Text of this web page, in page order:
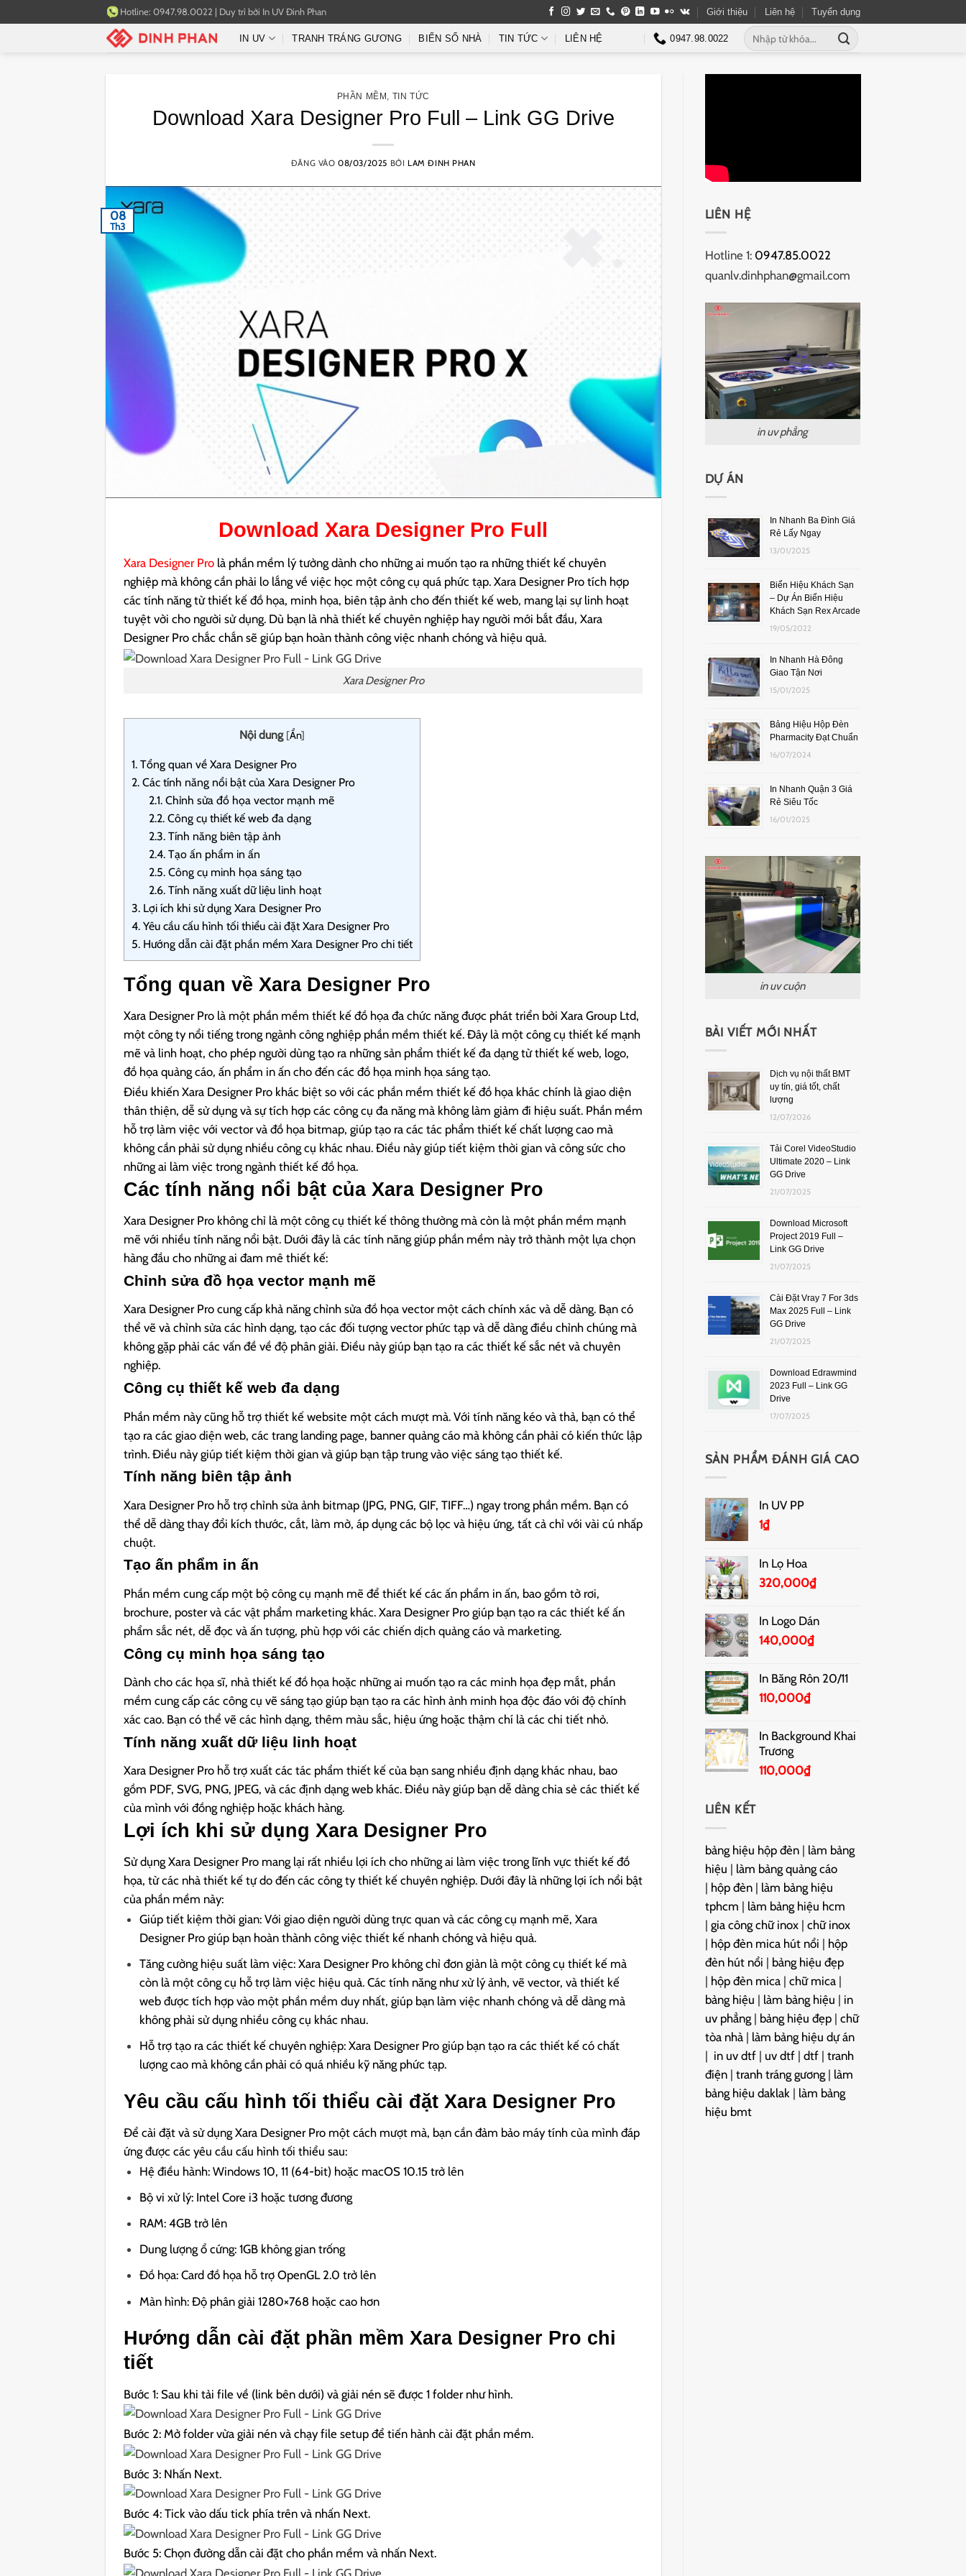
qua
Hotline: 0947.98.0022 | Duy trì bởi In UV Đinh Phan Giới thiệu Liên hệ Tuyển dụng
IN UV TRANH TRÁNG GƯƠNG BIỂN SỐ NHÀ TIN TỨC LIÊN HỆ 0947.98.0022
Tìm
kiếm:
PHẦN MỀM TIN TỨC
Download Xara Designer Pro Full – Link GG Drive
ĐĂNG VÀO08/03/2025 BỞI LAM ĐINH PHAN
08
Th3
Download Xara Designer Pro Full
Xara Designer Pro là phần mềm lý tưởng dành cho những ai muốn tạo ra những thiết kế chuyên
nghiệp mà không cần phải lo lắng về việc học một công cụ quá phức tạp. Xara Designer Pro tích hợp
các tính năng từ thiết kế đồ họa, minh họa, biên tập ảnh cho đến thiết kế web, mang lại sự linh hoạt
tuyệt vời cho người sử dụng. Dù bạn là nhà thiết kế chuyên nghiệp hay người mới bắt đầu, Xara
Designer Pro chắc chắn sẽ giúp bạn hoàn thành công việc nhanh chóng và hiệu quả.
Xara Designer Pro
Nội dung [Ẩn]
1. Tổng quan về Xara Designer Pro
2. Các tính năng nổi bật của Xara Designer Pro
2.1. Chỉnh sửa đồ họa vector mạnh mẽ
2.2. Công cụ thiết kế web đa dạng
2.3. Tính năng biên tập ảnh
2.4. Tạo ấn phẩm in ấn
2.5. Công cụ minh họa sáng tạo
2.6. Tính năng xuất dữ liệu linh hoạt
3. Lợi ích khi sử dụng Xara Designer Pro
4. Yêu cầu cấu hình tối thiểu cài đặt Xara Designer Pro
5. Hướng dẫn cài đặt phần mềm Xara Designer Pro chi tiết
Tổng quan về Xara Designer Pro
Xara Designer Pro là một phần mềm thiết kế đồ họa đa chức năng được phát triển bởi Xara Group Ltd,
một công ty nổi tiếng trong ngành công nghiệp phần mềm thiết kế. Đây là một công cụ thiết kế mạnh
mẽ và linh hoạt, cho phép người dùng tạo ra những sản phẩm thiết kế đa dạng từ thiết kế web, logo,
đồ họa quảng cáo, ấn phẩm in ấn cho đến các đồ họa minh họa sáng tạo.
Điều khiến Xara Designer Pro khác biệt so với các phần mềm thiết kế đồ họa khác chính là giao diện
thân thiện, dễ sử dụng và sự tích hợp các công cụ đa năng mà không làm giảm đi hiệu suất. Phần mềm
hỗ trợ làm việc với vector và đồ họa bitmap, giúp tạo ra các tác phẩm thiết kế chất lượng cao mà
không cần phải sử dụng nhiều công cụ khác nhau. Điều này giúp tiết kiệm thời gian và công sức cho
những ai làm việc trong ngành thiết kế đồ họa.
Các tính năng nổi bật của Xara Designer Pro
Xara Designer Pro không chỉ là một công cụ thiết kế thông thường mà còn là một phần mềm mạnh
mẽ với nhiều tính năng nổi bật. Dưới đây là các tính năng giúp phần mềm này trở thành một lựa chọn
hàng đầu cho những ai đam mê thiết kế:
Chỉnh sửa đồ họa vector mạnh mẽ
Xara Designer Pro cung cấp khả năng chỉnh sửa đồ họa vector một cách chính xác và dễ dàng. Bạn có
thể vẽ và chỉnh sửa các hình dạng, tạo các đối tượng vector phức tạp và dễ dàng điều chỉnh chúng mà
không gặp phải các vấn đề về độ phân giải. Điều này giúp bạn tạo ra các thiết kế sắc nét và chuyên
nghiệp.
Công cụ thiết kế web đa dạng
Phần mềm này cũng hỗ trợ thiết kế website một cách mượt mà. Với tính năng kéo và thả, bạn có thể
tạo ra các giao diện web, các trang landing page, banner quảng cáo mà không cần phải có kiến thức lập
trình. Điều này giúp tiết kiệm thời gian và giúp bạn tập trung vào việc sáng tạo thiết kế.
Tính năng biên tập ảnh
Xara Designer Pro hỗ trợ chỉnh sửa ảnh bitmap (JPG, PNG, GIF, TIFF…) ngay trong phần mềm. Bạn có
thể dễ dàng thay đổi kích thước, cắt, làm mờ, áp dụng các bộ lọc và hiệu ứng, tất cả chỉ với vài cú nhấp
chuột.
Tạo ấn phẩm in ấn
Phần mềm cung cấp một bộ công cụ mạnh mẽ để thiết kế các ấn phẩm in ấn, bao gồm tờ rơi,
brochure, poster và các vật phẩm marketing khác. Xara Designer Pro giúp bạn tạo ra các thiết kế ấn
phẩm sắc nét, dễ đọc và ấn tượng, phù hợp với các chiến dịch quảng cáo và marketing.
Công cụ minh họa sáng tạo
Dành cho các họa sĩ, nhà thiết kế đồ họa hoặc những ai muốn tạo ra các minh họa đẹp mắt, phần
mềm cung cấp các công cụ vẽ sáng tạo giúp bạn tạo ra các hình ảnh minh họa độc đáo với độ chính
xác cao. Bạn có thể vẽ các hình dạng, thêm màu sắc, hiệu ứng hoặc thậm chí là các chi tiết nhỏ.
Tính năng xuất dữ liệu linh hoạt
Xara Designer Pro hỗ trợ xuất các tác phẩm thiết kế của bạn sang nhiều định dạng khác nhau, bao
gồm PDF, SVG, PNG, JPEG, và các định dạng web khác. Điều này giúp bạn dễ dàng chia sẻ các thiết kế
của mình với đồng nghiệp hoặc khách hàng.
Lợi ích khi sử dụng Xara Designer Pro
Sử dụng Xara Designer Pro mang lại rất nhiều lợi ích cho những ai làm việc trong lĩnh vực thiết kế đồ
họa, từ các nhà thiết kế tự do đến các công ty thiết kế chuyên nghiệp. Dưới đây là những lợi ích nổi bật
của phần mềm này:
Giúp tiết kiệm thời gian: Với giao diện người dùng trực quan và các công cụ mạnh mẽ, Xara
Designer Pro giúp bạn hoàn thành công việc thiết kế nhanh chóng và hiệu quả.
Tăng cường hiệu suất làm việc: Xara Designer Pro không chỉ đơn giản là một công cụ thiết kế mà
còn là một công cụ hỗ trợ làm việc hiệu quả. Các tính năng như xử lý ảnh, vẽ vector, và thiết kế
web được tích hợp vào một phần mềm duy nhất, giúp bạn làm việc nhanh chóng và dễ dàng mà
không phải sử dụng nhiều công cụ khác nhau.
Hỗ trợ tạo ra các thiết kế chuyên nghiệp: Xara Designer Pro giúp bạn tạo ra các thiết kế có chất
lượng cao mà không cần phải có quá nhiều kỹ năng phức tạp.
Yêu cầu cấu hình tối thiểu cài đặt Xara Designer Pro
Để cài đặt và sử dụng Xara Designer Pro một cách mượt mà, bạn cần đảm bảo máy tính của mình đáp
ứng được các yêu cầu cấu hình tối thiểu sau:
Hệ điều hành: Windows 10, 11 (64-bit) hoặc macOS 10.15 trở lên
Bộ vi xử lý: Intel Core i3 hoặc tương đương
RAM: 4GB trở lên
Dung lượng ổ cứng: 1GB không gian trống
Đồ họa: Card đồ họa hỗ trợ OpenGL 2.0 trở lên
Màn hình: Độ phân giải 1280×768 hoặc cao hơn
Hướng dẫn cài đặt phần mềm Xara Designer Pro chi
tiết
Bước 1: Sau khi tải file về (link bên dưới) và giải nén sẽ được 1 folder như hình.
Bước 2: Mở folder vừa giải nén và chạy file setup để tiến hành cài đặt phần mềm.
Bước 3: Nhấn Next.
Bước 4: Tick vào dấu tick phía trên và nhấn Next.
Bước 5: Chọn đường dẫn cài đặt cho phần mềm và nhấn Next.
LIÊN HỆ
Hotline 1: 0947.85.0022
quanlv.dinhphan@gmail.com
in uv phẳng
DỰ ÁN
In Nhanh Ba Đình Giá
Rẻ Lấy Ngay
13/01/2025
Biển Hiệu Khách Sạn
– Dự Án Biển Hiệu
Khách Sạn Rex Arcade
19/05/2022
In Nhanh Hà Đông
Giao Tận Nơi
15/01/2025
Bảng Hiệu Hộp Đèn
Pharmacity Đạt Chuẩn
16/07/2024
In Nhanh Quận 3 Giá
Rẻ Siêu Tốc
16/01/2025
in uv cuộn
BÀI VIẾT MỚI NHẤT
Dịch vụ nội thất BMT
uy tín, giá tốt, chất
lượng
12/07/2026
Tải Corel VideoStudio
Ultimate 2020 – Link
GG Drive
21/07/2025
Download Microsoft
Project 2019 Full –
Link GG Drive
21/07/2025
Cài Đặt Vray 7 For 3ds
Max 2025 Full – Link
GG Drive
21/07/2025
Download Edrawmind
2023 Full – Link GG
Drive
17/07/2025
SẢN PHẨM ĐÁNH GIÁ CAO
In UV PP
1₫
In Lọ Hoa
320,000₫
In Logo Dán
140,000₫
In Băng Rôn 20/11
110,000₫
In Background Khai
Trương
110,000₫
LIÊN KẾT
bảng hiệu hộp đèn| làm bảng
hiệu | làm bảng quảng cáo
| hộp đèn| làm bảng hiệu
tphcm | làm bảng hiệu hcm
| gia công chữ inox| chữ inox
| hộp đèn mica hút nổi | hộp
đèn hút nổi | bảng hiệu đẹp
| hộp đèn mica| chữ mica|
bảng hiệu | làm bảng hiệu | in
uv phẳng| bảng hiệu đẹp| chữ
tòa nhà| làm bảng hiệu dự án
| in uv dtf| uv dtf| dtf| tranh
điện| tranh tráng gương| làm
bảng hiệu daklak| làm bảng
hiệu bmt